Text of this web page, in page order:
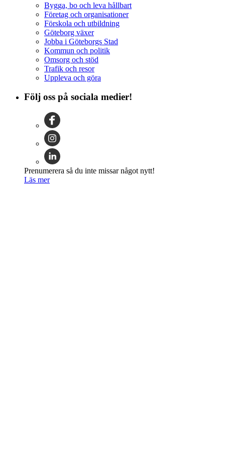
Bygga, bo och leva hållbart
Företag och organisationer
Förskola och utbildning
Göteborg växer
Jobba i Göteborgs Stad
Kommun och politik
Omsorg och stöd
Trafik och resor
Uppleva och göra
Följ oss på sociala medier!
Prenumerera så du inte missar något nytt!
Läs mer